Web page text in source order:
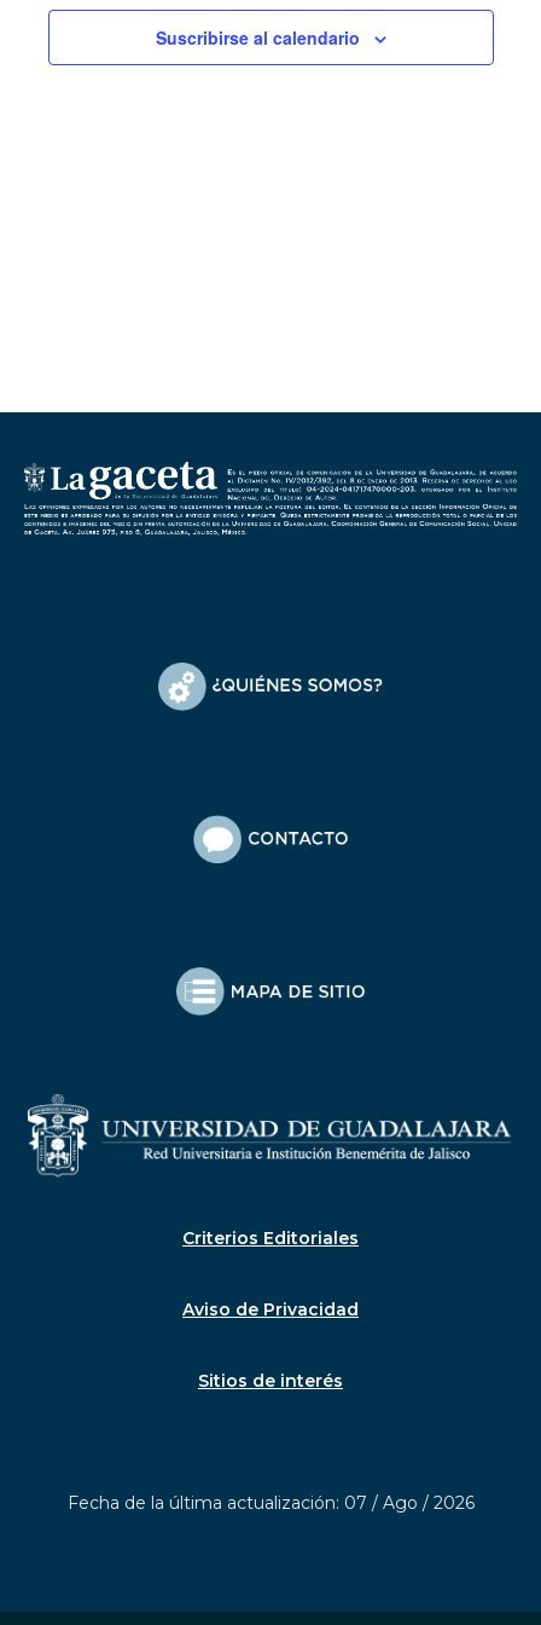
vistas
de
Suscribirse al calendario
Criterios Editoriales
Aviso de Privacidad
Sitios de interés
Fecha de la última actualización: 07 / Ago / 2026